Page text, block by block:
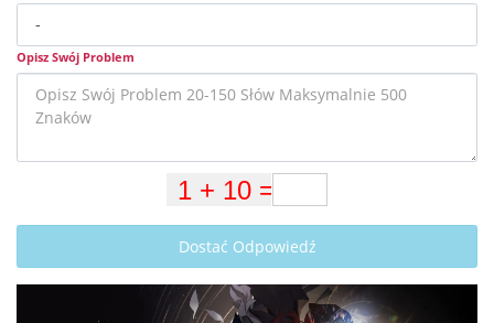
Opisz Swój Problem
Dostać Odpowiedź